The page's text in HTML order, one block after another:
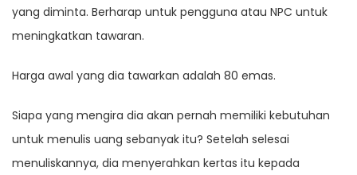
yang diminta. Berharap untuk pengguna atau NPC untuk
meningkatkan tawaran.
Harga awal yang dia tawarkan adalah 80 emas.
Siapa yang mengira dia akan pernah memiliki kebutuhan
untuk menulis uang sebanyak itu? Setelah selesai
menuliskannya, dia menyerahkan kertas itu kepada